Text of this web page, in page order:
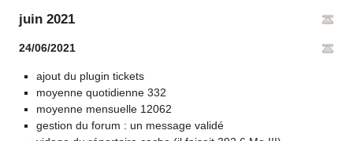
juin 2021
24/06/2021
ajout du plugin tickets
moyenne quotidienne 332
moyenne mensuelle 12062
gestion du forum : un message validé